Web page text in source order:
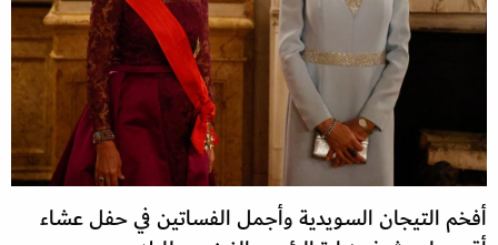
أفخم التيجان السويدية وأجمل الفساتين في حفل عشاء